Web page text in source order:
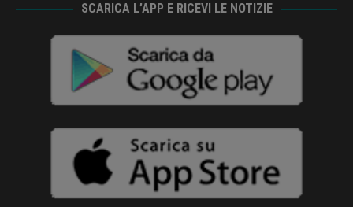
SCARICA L’APP E RICEVI LE NOTIZIE